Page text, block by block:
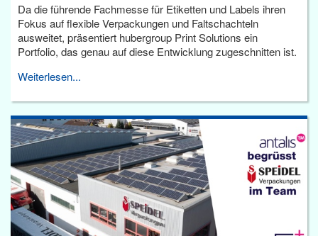
Da die führende Fachmesse für Etiketten und Labels ihren
Fokus auf flexible Verpackungen und Faltschachteln
ausweitet, präsentiert hubergroup Print Solutions ein
Portfolio, das genau auf diese Entwicklung zugeschnitten ist.
Weiterlesen...